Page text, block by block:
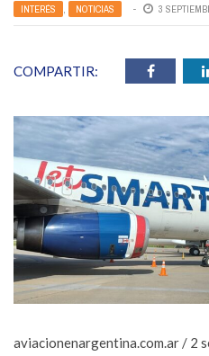
INTERÉS , NOTICIAS 3
COMPARTIR:
aviacionenargentina.com.ar / 2